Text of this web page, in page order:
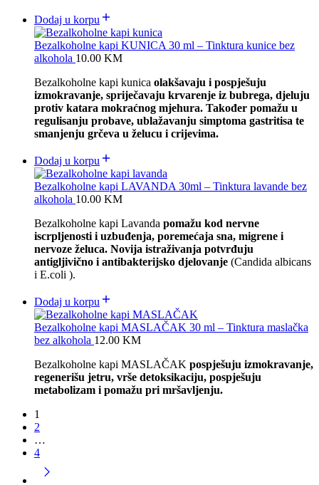
Dodaj u korpu
Bezalkoholne kapi KUNICA 30 ml – Tinktura kunice bez
alkohola 10.00 KM
Bezalkoholne kapi kunica olakšavaju i pospješuju
izmokravanje, spriječavaju krvarenje iz bubrega, djeluju
protiv katara mokraćnog mjehura. Također pomažu u
regulisanju probave, ublažavanju simptoma gastritisa te
smanjenju grčeva u želucu i crijevima.
Dodaj u korpu
Bezalkoholne kapi LAVANDA 30ml – Tinktura lavande bez
alkohola 10.00 KM
Bezalkoholne kapi Lavanda pomažu kod nervne
iscrpljenosti i uzbuđenja, poremećaja sna, migrene i
nervoze želuca. Novija istraživanja potvrđuju
antigljivično i antibakterijsko djelovanje (Candida albicans
i E.coli ).
Dodaj u korpu
Bezalkoholne kapi MASLAČAK 30 ml – Tinktura maslačka
bez alkohola 12.00 KM
Bezalkoholne kapi MASLAČAK pospješuju izmokravanje,
regenerišu jetru, vrše detoksikaciju, pospješuju
metabolizam i pomažu pri mršavljenju.
1
2
…
4